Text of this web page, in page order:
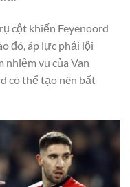
cột khiến Feyenoord
đó, áp lực phải lội
nhiệm vụ của Van
có thể tạo nên bất